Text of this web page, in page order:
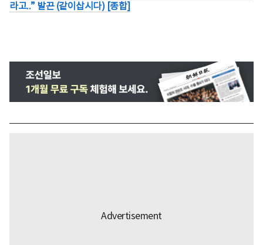
라고..” 발끈 (같이삽시다) [종합]